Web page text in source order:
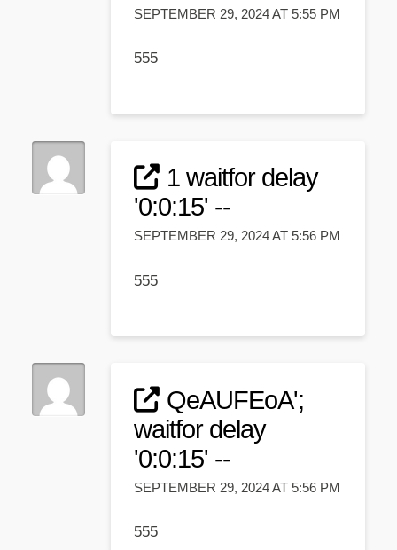
SEPTEMBER 29, 2024 AT 5:55 PM
555
1 waitfor delay
'0:0:15' --
SEPTEMBER 29, 2024 AT 5:56 PM
555
QeAUFEoA';
waitfor delay
'0:0:15' --
SEPTEMBER 29, 2024 AT 5:56 PM
555